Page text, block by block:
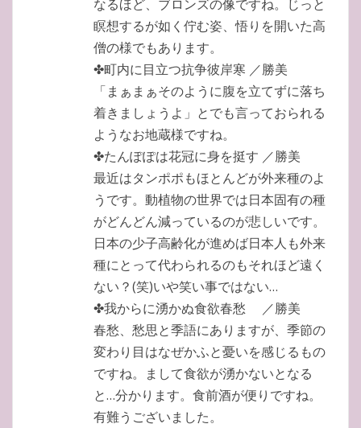
なるほど、ブロンズの像ですね。じっと
瞑想するが如く佇む姿、悟りを開いた高
僧の様でもあります。
✤町内に目立つ抗争彼岸寒 ／勝美
「まぁまぁそのように腹を立てずに落ち
着きましょうよ」とでも言っておられる
ようなお地蔵様ですね。
✤たんぽぽは花冠に身を挺す ／勝美
最近はタンポポもほとんどが外来種のよ
うです。動植物の世界では日本固有の種
がどんどん減っているのが悲しいです。
日本の少子高齢化が進めば日本人も外来
種にとって代わられるのもそれほど遠く
ない？(笑)いや笑い事ではない…
✤我からに湧かぬ食欲春愁 ／勝美
春愁、愁思と季語にありますが、季節の
変わり目はなぜかふと憂いを感じるもの
ですね。まして食欲が湧かないとなる
と…分かります。食前酒が便りですね。
有難うございました。